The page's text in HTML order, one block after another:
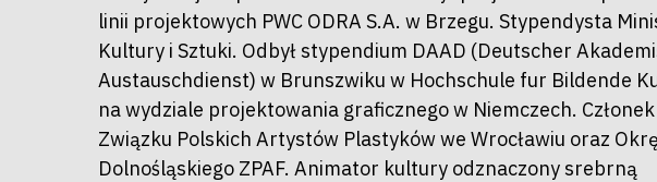
linii projektowych PWC ODRA S.A. w Brzegu. Stypendysta
Kultury i Sztuki. Odbył stypendium DAAD (Deutscher
Austauschdienst) w Brunszwiku w Hochschule fur Bildende
na wydziale projektowania graficznego w Niemczech. Członek
Związku Polskich Artystów Plastyków we Wrocławiu oraz
Dolnośląskiego ZPAF. Animator kultury odznaczony srebrną